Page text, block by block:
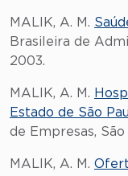
MALIK, A. M.
Brasileira de
2003.
MALIK, A. M.
Estado de São
de Empresas, São
MALIK, A. M.